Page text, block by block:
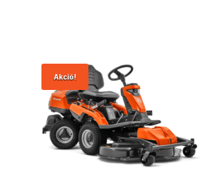
Akció!